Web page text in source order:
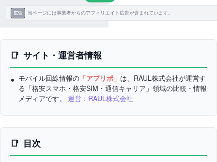
広告 当ページには事業者からのアフィリエイト広告が含まれています。
サイト・運営者情報
モバイル回線情報の 「アプリポ」 は、RAUL株式会社が運営す
る「格安スマホ・格安SIM・通信キャリア」領域の比較・情報
メディアです。 運営：RAUL株式会社
目次